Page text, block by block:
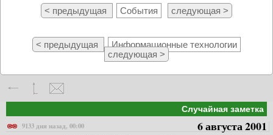
< предыдущая События следующая >
< предыдущая
Информационные технологии
следующая >
Случайная заметка
9133 дня назад, 00:00
6 августа 2001